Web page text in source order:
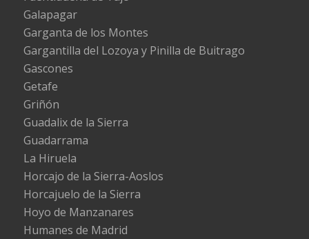
Galapagar
Garganta de los Montes
Gargantilla del Lozoya y Pinilla de Buitrago
Gascones
Getafe
Griñón
Guadalix de la Sierra
Guadarrama
La Hiruela
Horcajo de la Sierra-Aoslos
Horcajuelo de la Sierra
Hoyo de Manzanares
Humanes de Madrid